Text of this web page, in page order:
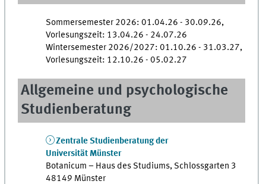
Sommersemester 2026: 01.04.26 - 30.09.26,
Vorlesungszeit: 13.04.26 - 24.07.26
Wintersemester 2026/2027: 01.10.26 - 31.03.27,
Vorlesungszeit: 12.10.26 - 05.02.27
Allgemeine und psychologische
Studienberatung
Zentrale Studienberatung der
Universität Münster
Botanicum – Haus des Studiums, Schlossgarten 3
48149 Münster